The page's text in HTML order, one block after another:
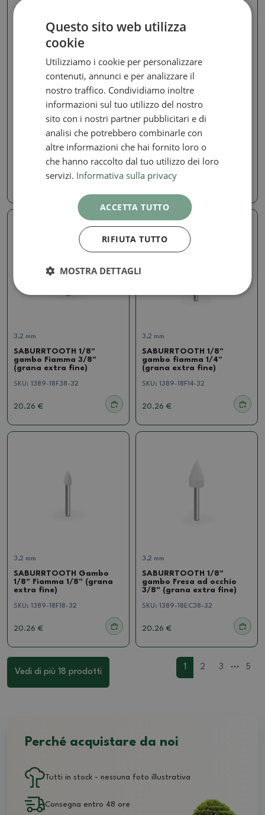
SABURRTOOTH 1/8"
gambo Rotosaw 5/8"
(grana extra fine)
1389-18RS58-32
3,2 mm
SABURRTOOTH 1/8"
gambo Rotosaw 3/8"
(grana extra fine)
SKU: 1389-18RS38-32
3,2 mm
SABURRTOOTH 1/8"
gambo Fiamma 3/8"
(grana extra fine)
SKU: 1389-18F38-32
20.26 €
3,2 mm
SABURRTOOTH 1/8"
gambo fiamma 1/4"
(grana extra fine)
SKU: 1389-18F14-32
20.26 €
3,2 mm
SABURRTOOTH Gambo
1/8" Fiamma 1/8" (grana
extra fine)
SKU: 1389-18F18-32
20.26 €
3,2 mm
SABURRTOOTH 1/8"
gambo Fresa ad occhio
3/8" (grana extra fine)
SKU: 1389-18EC38-32
20.26 €
Vedi di più 18 prodotti
1 2 3 ... 5
Perché acquistare da noi
Tutti in stock - nessuna foto illustrativa
Consegna entro 48 ore
Questo sito web utilizza
cookie
Utilizziamo i cookie per personalizzare
contenuti, annunci e per analizzare il
nostro traffico. Condividiamo inoltre
informazioni sul tuo utilizzo del nostro
sito con i nostri partner pubblicitari e di
analisi che potrebbero combinarle con
altre informazioni che hai fornito loro o
che hanno raccolto dal tuo utilizzo dei loro
servizi. Informativa sulla privacy
ACCETTA TUTTO
RIFIUTA TUTTO
MOSTRA DETTAGLI